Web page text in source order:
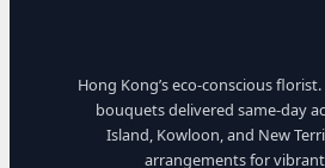
Hong Kong’s eco-conscious
bouquets delivered same-day
Island, Kowloon, and New
arrangements for